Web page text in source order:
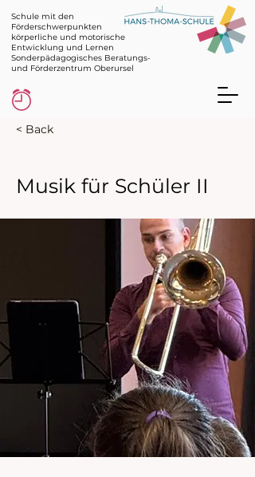
Schule mit den
Förderschwerpunkten
körperliche und motorische
Entwicklung und Lernen
Sonderpädagogisches Beratungs-
und Förderzentrum Oberursel
< Back
Musik für Schüler II